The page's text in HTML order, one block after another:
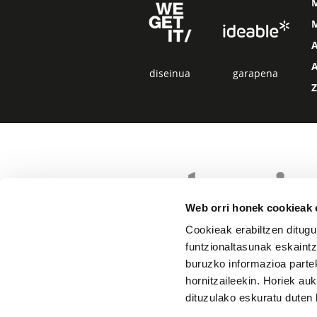
Web orri honek cookieak
Cookieak erabiltzen
funtzionaltasunak
buruzko informazioa
hornitzaileekin. Horiek
dituzulako eskuratu
diseinua garapena